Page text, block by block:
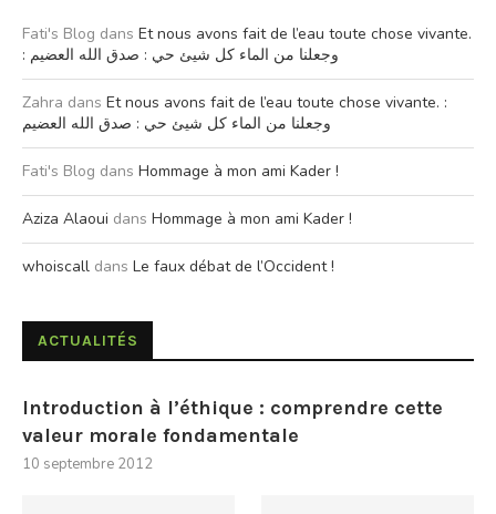
Fati's Blog dans Et nous avons fait de l’eau toute chose vivante.
: وجعلنا من الماء كل شيئ حي : صدق الله العضيم
Zahra dans Et nous avons fait de l’eau toute chose vivante. :
وجعلنا من الماء كل شيئ حي : صدق الله العضيم
Fati's Blog dans Hommage à mon ami Kader !
Aziza Alaoui dans Hommage à mon ami Kader !
whoiscall dans Le faux débat de l’Occident !
ACTUALITÉS
Introduction à l’éthique : comprendre cette
valeur morale fondamentale
10 septembre 2012